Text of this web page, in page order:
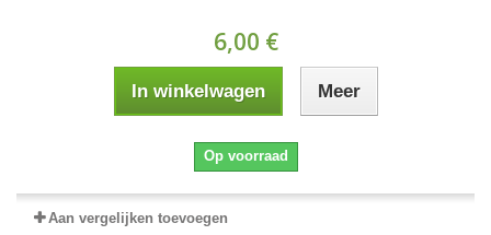
6,00 €
In winkelwagen Meer
Op voorraad
Aan vergelijken toevoegen